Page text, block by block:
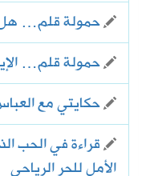
حمولة قلم…
حمولة قلم…
حكايتي مع
قراءة في الحب
الأمل للحر الرياحي